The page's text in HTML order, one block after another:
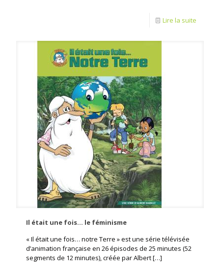
Lire la suite
Il était une fois… le féminisme
« Il était une fois… notre Terre » est une série télévisée
d’animation française en 26 épisodes de 25 minutes (52
segments de 12 minutes), créée par Albert[…]